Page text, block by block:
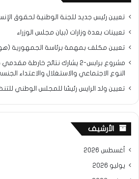
تعيين رئيس جديد للجنة الوطنية لحقوق
تعيينات بعدة وزارات (بيان مجلس الوزراء
تعيين مكلف بمهمة برئاسة الجمهورية
مشروع برابس-2 يشارك نتائح
النوع الاجتماعي والاستغلال والاعتداء
تعيين ولد الرايس رئيسًا للمجلس الوطني
الأرشيف
أغسطس 2026
يوليو 2026